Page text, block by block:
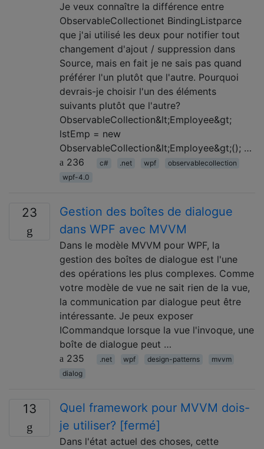
Je veux connaître la différence entre
ObservableCollectionet BindingListparce
que j'ai utilisé les deux pour notifier tout
changement d'ajout / suppression dans
Source, mais en fait je ne sais pas quand
préférer l'un plutôt que l'autre. Pourquoi
devrais-je choisir l'un des éléments
suivants plutôt que l'autre?
ObservableCollection&lt;Employee&gt;
lstEmp = new
ObservableCollection&lt;Employee&gt;(); …
236
c# .net wpf
observablecollection
wpf-4.0
23
Gestion des boîtes de dialogue
dans WPF avec MVVM
Dans le modèle MVVM pour WPF, la
gestion des boîtes de dialogue est l'une
des opérations les plus complexes. Comme
votre modèle de vue ne sait rien de la vue,
la communication par dialogue peut être
intéressante. Je peux exposer
ICommandque lorsque la vue l'invoque, une
boîte de dialogue peut …
235
.net wpf design-patterns
mvvm
dialog
13
Quel framework pour MVVM dois-
je utiliser? [fermé]
Dans l'état actuel des choses, cette